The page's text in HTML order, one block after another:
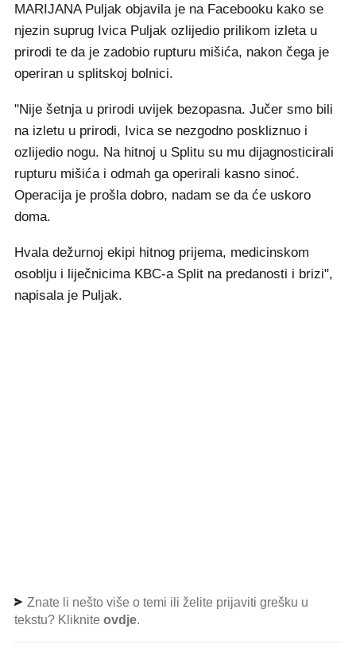
MARIJANA Puljak objavila je na Facebooku kako se
njezin suprug Ivica Puljak ozlijedio prilikom izleta u
prirodi te da je zadobio rupturu mišića, nakon čega je
operiran u splitskoj bolnici.
"Nije šetnja u prirodi uvijek bezopasna. Jučer smo bili
na izletu u prirodi, Ivica se nezgodno poskliznuo i
ozlijedio nogu. Na hitnoj u Splitu su mu dijagnosticirali
rupturu mišića i odmah ga operirali kasno sinoć.
Operacija je prošla dobro, nadam se da će uskoro
doma.
Hvala dežurnoj ekipi hitnog prijema, medicinskom
osoblju i liječnicima KBC-a Split na predanosti i brizi",
napisala je Puljak.
Znate li nešto više o temi ili želite prijaviti grešku u
tekstu? Kliknite ovdje.